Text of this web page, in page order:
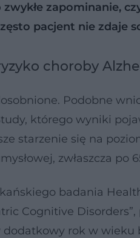
zwykłe zapominanie,
pacjent nie zdaje
choroby
Podobne
którego wyniki
starzenie się na
zwłaszcza po
badania
Cognitive
dodatkowy rok w